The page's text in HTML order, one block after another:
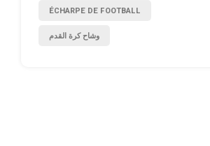
ÉCHARPE DE FOOTBALL
وشاح كرة القدم